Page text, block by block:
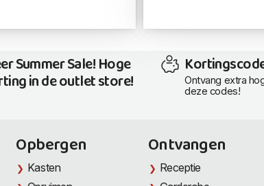
Summer Sale! Hoge
in de outlet store!
Ontvang extra
deze codes!
Opbergen
Kasten
Ontvangen
Receptie